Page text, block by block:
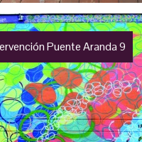
Puente Aranda 9